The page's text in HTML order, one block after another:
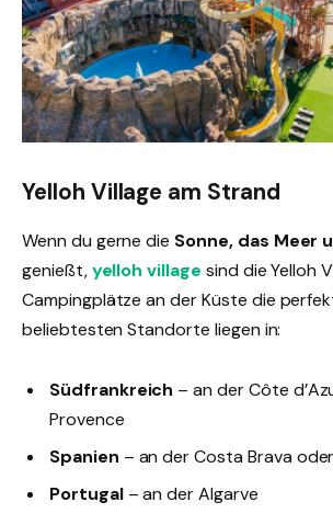
Yelloh Village am Strand
Wenn du gerne die Sonne, das Meer
genießt,yelloh village sind die Yelloh
Campingplätze an der Küste die
beliebtesten Standorte liegen in:
Südfrankreich – an der Côte
Provence
Spanien – an der Costa Brava
Portugal– an der Algarve